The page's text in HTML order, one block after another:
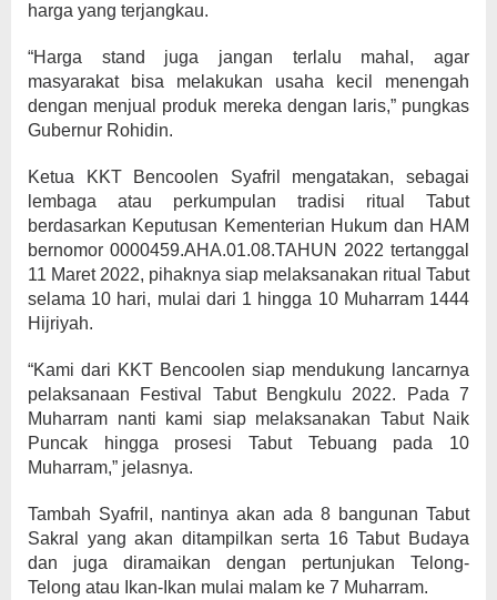
harga yang terjangkau.
“Harga stand juga jangan terlalu mahal, agar
masyarakat bisa melakukan usaha kecil menengah
dengan menjual produk mereka dengan laris,” pungkas
Gubernur Rohidin.
Ketua KKT Bencoolen Syafril mengatakan, sebagai
lembaga atau perkumpulan tradisi ritual Tabut
berdasarkan Keputusan Kementerian Hukum dan HAM
bernomor 0000459.AHA.01.08.TAHUN 2022 tertanggal
11 Maret 2022, pihaknya siap melaksanakan ritual Tabut
selama 10 hari, mulai dari 1 hingga 10 Muharram 1444
Hijriyah.
“Kami dari KKT Bencoolen siap mendukung lancarnya
pelaksanaan Festival Tabut Bengkulu 2022. Pada 7
Muharram nanti kami siap melaksanakan Tabut Naik
Puncak hingga prosesi Tabut Tebuang pada 10
Muharram,” jelasnya.
Tambah Syafril, nantinya akan ada 8 bangunan Tabut
Sakral yang akan ditampilkan serta 16 Tabut Budaya
dan juga diramaikan dengan pertunjukan Telong-
Telong atau Ikan-Ikan mulai malam ke 7 Muharram.